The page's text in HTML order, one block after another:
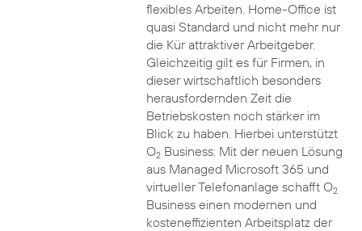
flexibles Arbeiten. Home-Office ist
quasi Standard und nicht mehr nur
die Kür attraktiver Arbeitgeber.
Gleichzeitig gilt es für Firmen, in
dieser wirtschaftlich besonders
herausfordernden Zeit die
Betriebskosten noch stärker im
Blick zu haben. Hierbei unterstützt
O2Business: Mit der neuen Lösung
aus Managed Microsoft 365 und
virtueller Telefonanlage schafft O2
Business einen modernen und
kosteneffizienten Arbeitsplatz der